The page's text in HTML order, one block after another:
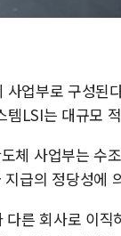
업부로 구성된
LSI는 대규모
체 사업부는 수
급의 정당성에
른 회사로 이직